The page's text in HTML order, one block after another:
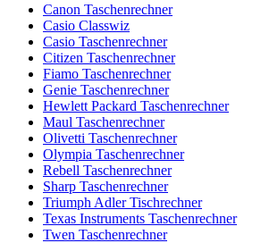
Canon Taschenrechner
Casio Classwiz
Casio Taschenrechner
Citizen Taschenrechner
Fiamo Taschenrechner
Genie Taschenrechner
Hewlett Packard Taschenrechner
Maul Taschenrechner
Olivetti Taschenrechner
Olympia Taschenrechner
Rebell Taschenrechner
Sharp Taschenrechner
Triumph Adler Tischrechner
Texas Instruments Taschenrechner
Twen Taschenrechner